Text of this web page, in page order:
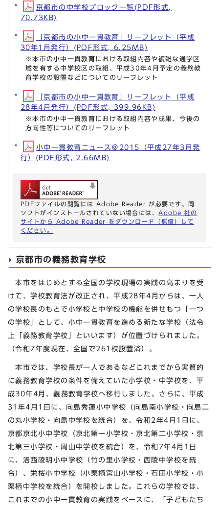
京都市の中学校ブロック一覧(PDF形式,
70.73KB)
「京都市の小中一貫教育」リーフレット（平成
30年1月発行）(PDF形式, 6.25MB)
※本市の小中一貫教育における取組内容や複雑な通学区
域を有する中学校区の取組、平成30年4月予定の義務教
育学校の設置などについてのリーフレット
「京都市の小中一貫教育」リーフレット（平成
28年4月発行）(PDF形式, 399.96KB)
※本市の小中一貫教育における取組内容や成果、今後の
方向性等についてのリーフレット
小中一貫教育ニュース＠2015（平成27年3月発
行）(PDF形式, 2.66MB)
PDFファイルの閲覧には Adobe Reader が必要です。同
ソフトがインストールされていない場合には、 Adobe 社の
サイトから Adobe Reader をダウンロード（無償）して
ください。
京都市の義務教育学校
本市をはじめとする全国の学校現場の実践の高まりを受
けて、学校教育法が改正され、平成28年4月からは、一人
の学校長のもとで小学校と中学校の機能を併せもつ「一つ
の学校」として、小中一貫教育を進める新たな学校（法令
上「義務教育学校」といいます）が位置づけられました。
（令和7年度現在、全国で261校設置済）。
本市では、学校長が一人であるなどこれまでから実質的
に義務教育学校の条件を備えていた小学校・中学校を、平
成30年4月、義務教育学校へ移行しました。さらに、平成
31年4月1日に、向島秀蓮小中学校（向島南小学校・向島二
の丸小学校・向島中学校を統合）を、令和2年4月1日に、
京都京北小中学校（京北第一小学校・京北第二小学校・京
北第三小学校・周山中学校を統合）を、令和7年4月1日
に、洛西陵明小中学校（竹の里小学校・西陵中学校を統
合）、栄桜小中学校（小栗栖宮山小学校・石田小学校・小
栗栖中学校を統合）を開校しました。これらの学校では、
これまでの小中一貫教育の実践をベースに、「子どもたち